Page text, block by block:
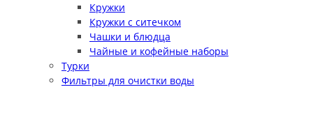
Кружки
Кружки с ситечком
Чашки и блюдца
Чайные и кофейные наборы
Турки
Фильтры для очистки воды